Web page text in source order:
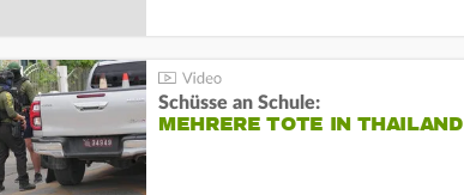
Schüsse an Schule:
MEHRERE TOTE IN THAILAND